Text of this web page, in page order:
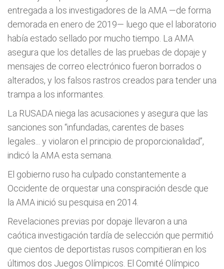
entregada a los investigadores de la AMA —de forma
demorada en enero de 2019— luego que el laboratorio
había estado sellado por mucho tiempo. La AMA
asegura que los detalles de las pruebas de dopaje y
mensajes de correo electrónico fueron borrados o
alterados, y los falsos rastros creados para tender una
trampa a los informantes.
La RUSADA niega las acusaciones y asegura que las
sanciones son “infundadas, carentes de bases
legales... y violaron el principio de proporcionalidad”,
indicó la AMA esta semana.
El gobierno ruso ha culpado constantemente a
Occidente de orquestar una conspiración desde que
la AMA inició su pesquisa en 2014.
Revelaciones previas por dopaje llevaron a una
caótica investigación tardía de selección que permitió
que cientos de deportistas rusos compitieran en los
últimos dos Juegos Olímpicos. El Comité Olímpico